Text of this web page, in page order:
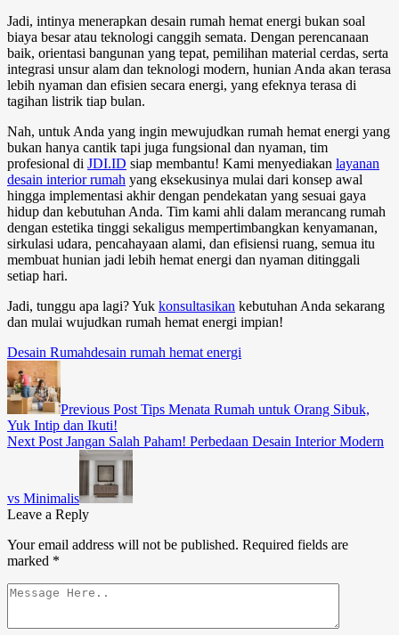
Jadi, intinya menerapkan desain rumah hemat energi bukan soal
biaya besar atau teknologi canggih semata. Dengan perencanaan
baik, orientasi bangunan yang tepat, pemilihan material cerdas, serta
integrasi unsur alam dan teknologi modern, hunian Anda akan terasa
lebih nyaman dan efisien secara energi, yang efeknya terasa di
tagihan listrik tiap bulan.
Nah, untuk Anda yang ingin mewujudkan rumah hemat energi yang
bukan hanya cantik tapi juga fungsional dan nyaman, tim
profesional di JDI.ID siap membantu! Kami menyediakan layanan
desain interior rumah yang eksekusinya mulai dari konsep awal
hingga implementasi akhir dengan pendekatan yang sesuai gaya
hidup dan kebutuhan Anda. Tim kami ahli dalam merancang rumah
dengan estetika tinggi sekaligus mempertimbangkan kenyamanan,
sirkulasi udara, pencahayaan alami, dan efisiensi ruang, semua itu
membuat hunian jadi lebih hemat energi dan nyaman ditinggali
setiap hari.
Jadi, tunggu apa lagi? Yuk konsultasikan kebutuhan Anda sekarang
dan mulai wujudkan rumah hemat energi impian!
Desain Rumahdesain rumah hemat energi
Previous Post Tips Menata Rumah untuk Orang Sibuk,
Yuk Intip dan Ikuti!
Next Post Jangan Salah Paham! Perbedaan Desain Interior Modern
vs Minimalis
Leave a Reply
Your email address will not be published. Required fields are
marked *